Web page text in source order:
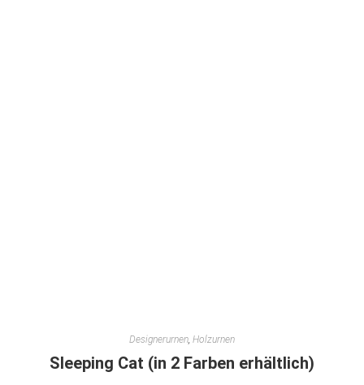
Designerurnen, Holzurnen
Sleeping Cat (in 2 Farben erhältlich)